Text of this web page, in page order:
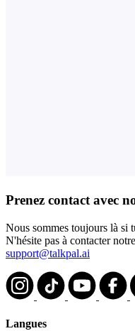
Prenez contact avec
Nous sommes toujours là si
N'hésite pas à contacter
support@talkpal.ai
Langues